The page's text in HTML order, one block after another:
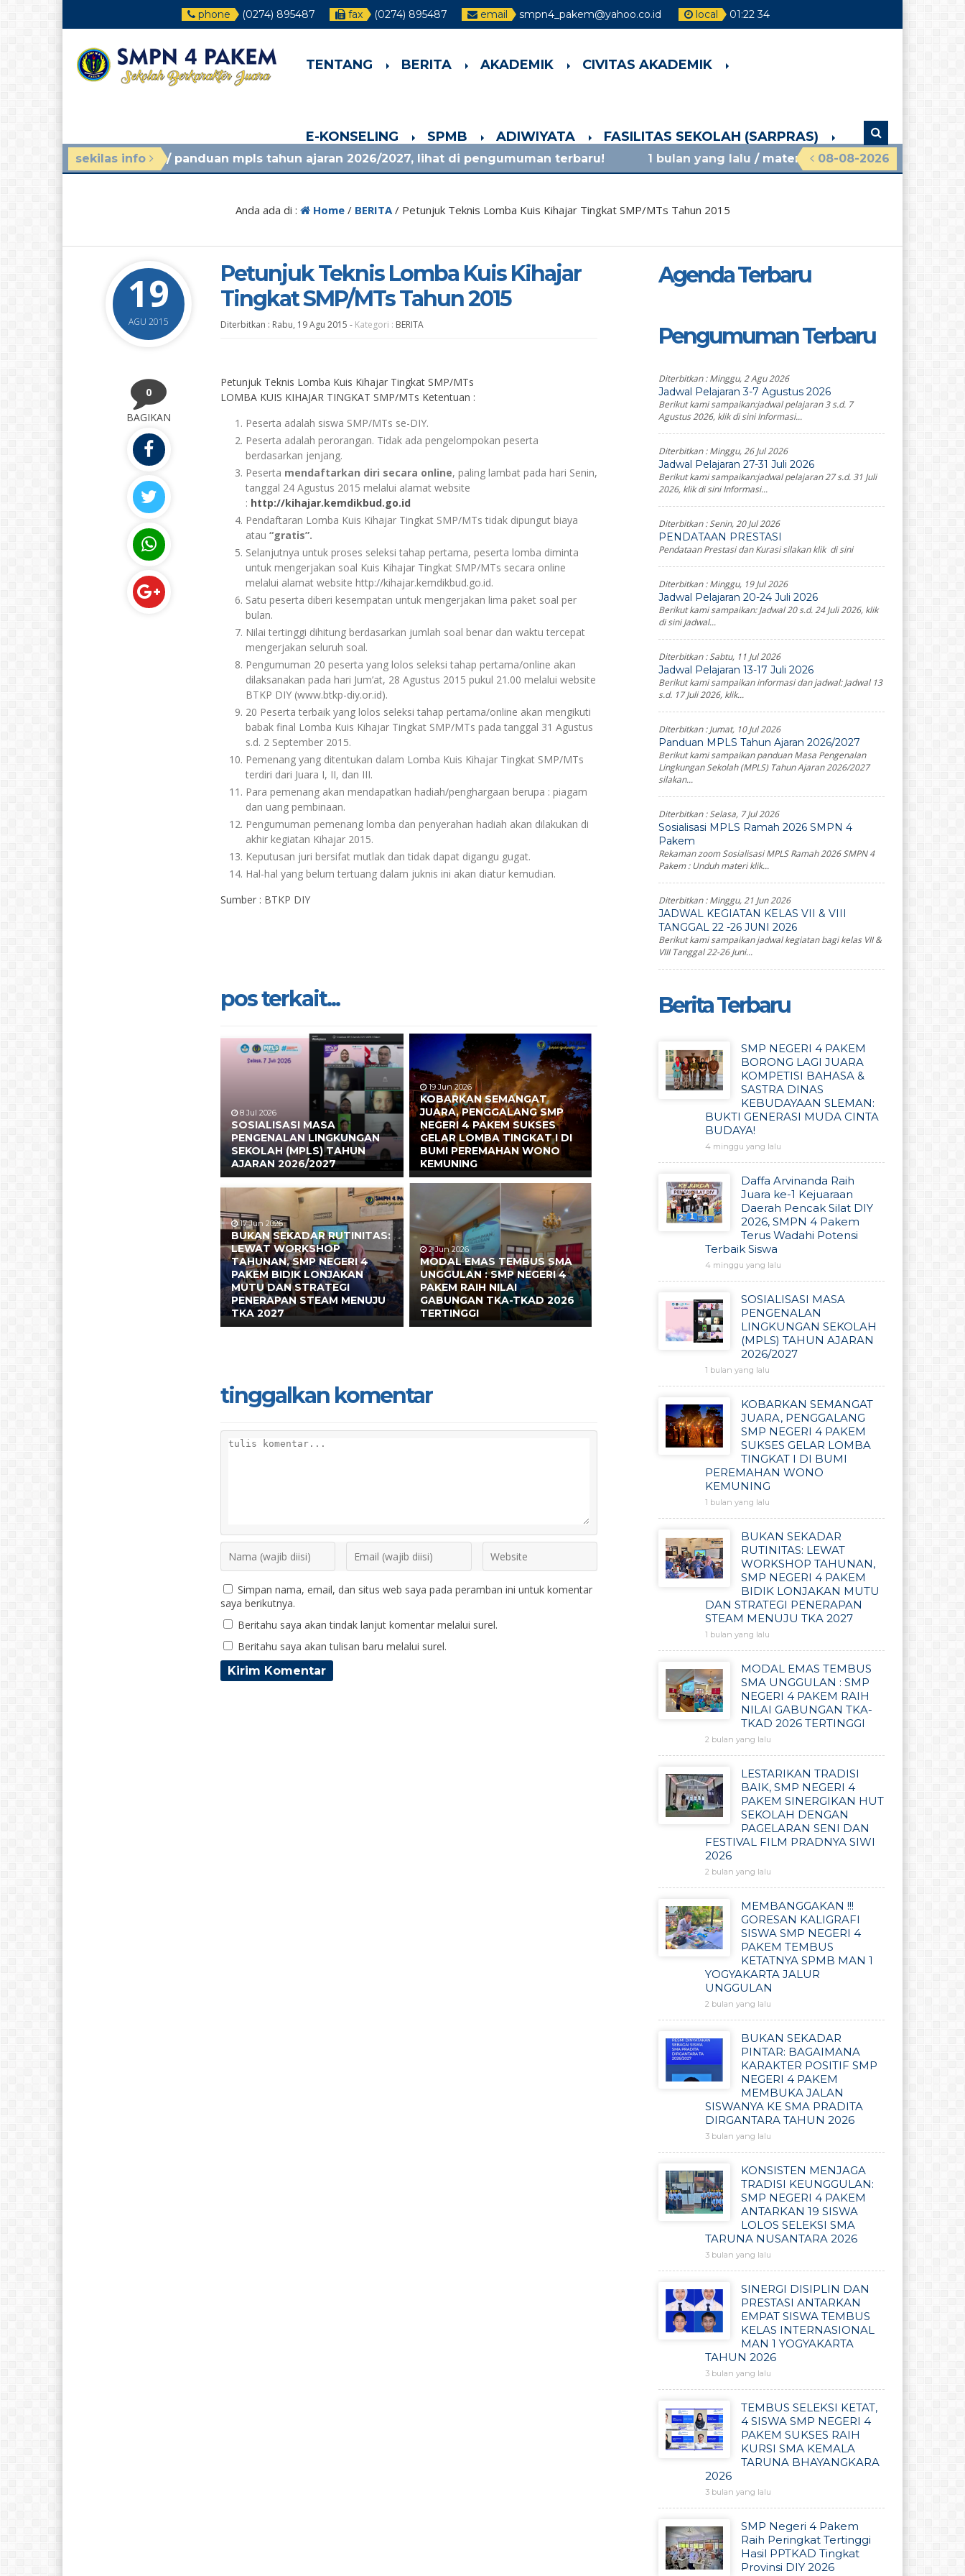
phone (0274) 895487 fax (0274) 895487 email smpn4_pakem@yahoo.co.id local 01:22 35
TENTANG BERITA AKADEMIK CIVITAS AKADEMIK
E-KONSELING SPMB ADIWIYATA FASILITAS SEKOLAH (SARPRAS)
sekilas info 08-08-2026
yang lalu/ panduan mpls tahun ajaran 2026/2027, lihat di pengumuman terbaru! 1 bulan yang lalu/ materi sosialisasi mpls ramah 2026 smpn 4
Anda ada di : Home/ BERITA/ Petunjuk Teknis Lomba Kuis Kihajar Tingkat SMP/MTs Tahun 2015
19
AGU 2015
Petunjuk Teknis Lomba Kuis Kihajar
Tingkat SMP/MTs Tahun 2015
Diterbitkan : Rabu, 19 Agu 2015 - Kategori : BERITA
0
BAGIKAN
Petunjuk Teknis Lomba Kuis Kihajar Tingkat SMP/MTs
LOMBA KUIS KIHAJAR TINGKAT SMP/MTs Ketentuan :
Peserta adalah siswa SMP/MTs se-DIY.
Peserta adalah perorangan. Tidak ada pengelompokan peserta
berdasarkan jenjang.
Peserta mendaftarkan diri secara online, paling lambat pada hari Senin,
tanggal 24 Agustus 2015 melalui alamat website
: http://kihajar.kemdikbud.go.id
Pendaftaran Lomba Kuis Kihajar Tingkat SMP/MTs tidak dipungut biaya
atau “gratis”.
Selanjutnya untuk proses seleksi tahap pertama, peserta lomba diminta
untuk mengerjakan soal Kuis Kihajar Tingkat SMP/MTs secara online
melalui alamat website http://kihajar.kemdikbud.go.id.
Satu peserta diberi kesempatan untuk mengerjakan lima paket soal per
bulan.
Nilai tertinggi dihitung berdasarkan jumlah soal benar dan waktu tercepat
mengerjakan seluruh soal.
Pengumuman 20 peserta yang lolos seleksi tahap pertama/online akan
dilaksanakan pada hari Jum’at, 28 Agustus 2015 pukul 21.00 melalui website
BTKP DIY (www.btkp-diy.or.id).
20 Peserta terbaik yang lolos seleksi tahap pertama/online akan mengikuti
babak final Lomba Kuis Kihajar Tingkat SMP/MTs pada tanggal 31 Agustus
s.d. 2 September 2015.
Pemenang yang ditentukan dalam Lomba Kuis Kihajar Tingkat SMP/MTs
terdiri dari Juara I, II, dan III.
Para pemenang akan mendapatkan hadiah/penghargaan berupa : piagam
dan uang pembinaan.
Pengumuman pemenang lomba dan penyerahan hadiah akan dilakukan di
akhir kegiatan Kihajar 2015.
Keputusan juri bersifat mutlak dan tidak dapat digangu gugat.
Hal-hal yang belum tertuang dalam juknis ini akan diatur kemudian.
Sumber : BTKP DIY
pos terkait...
8 Jul 2026
SOSIALISASI MASA
PENGENALAN LINGKUNGAN
SEKOLAH (MPLS) TAHUN
AJARAN 2026/2027
19 Jun 2026
KOBARKAN SEMANGAT
JUARA, PENGGALANG SMP
NEGERI 4 PAKEM SUKSES
GELAR LOMBA TINGKAT I DI
BUMI PEREMAHAN WONO
KEMUNING
17 Jun 2026
BUKAN SEKADAR RUTINITAS:
LEWAT WORKSHOP
TAHUNAN, SMP NEGERI 4
PAKEM BIDIK LONJAKAN
MUTU DAN STRATEGI
PENERAPAN STEAM MENUJU
TKA 2027
2 Jun 2026
MODAL EMAS TEMBUS SMA
UNGGULAN : SMP NEGERI 4
PAKEM RAIH NILAI
GABUNGAN TKA-TKAD 2026
TERTINGGI
tinggalkan komentar
Simpan nama, email, dan situs web saya pada peramban ini untuk komentar
saya berikutnya.
Beritahu saya akan tindak lanjut komentar melalui surel.
Beritahu saya akan tulisan baru melalui surel.
Agenda Terbaru
Pengumuman Terbaru
Diterbitkan :Minggu, 2 Agu 2026
Jadwal Pelajaran 3-7 Agustus 2026
Berikut kami sampaikan:jadwal pelajaran 3 s.d. 7
Agustus 2026, klik di sini Informasi...
Diterbitkan :Minggu, 26 Jul 2026
Jadwal Pelajaran 27-31 Juli 2026
Berikut kami sampaikan:jadwal pelajaran 27 s.d. 31 Juli
2026, klik di sini Informasi...
Diterbitkan :Senin, 20 Jul 2026
PENDATAAN PRESTASI
Pendataan Prestasi dan Kurasi silakan klik di sini
Diterbitkan :Minggu, 19 Jul 2026
Jadwal Pelajaran 20-24 Juli 2026
Berikut kami sampaikan: Jadwal 20 s.d. 24 Juli 2026, klik
di sini Jadwal...
Diterbitkan :Sabtu, 11 Jul 2026
Jadwal Pelajaran 13-17 Juli 2026
Berikut kami sampaikan informasi dan jadwal: Jadwal 13
s.d. 17 Juli 2026, klik...
Diterbitkan :Jumat, 10 Jul 2026
Panduan MPLS Tahun Ajaran 2026/2027
Berikut kami sampaikan panduan Masa Pengenalan
Lingkungan Sekolah (MPLS) Tahun Ajaran 2026/2027
silakan...
Diterbitkan :Selasa, 7 Jul 2026
Sosialisasi MPLS Ramah 2026 SMPN 4
Pakem
Rekaman zoom Sosialisasi MPLS Ramah 2026 SMPN 4
Pakem : Unduh materi klik...
Diterbitkan :Minggu, 21 Jun 2026
JADWAL KEGIATAN KELAS VII & VIII
TANGGAL 22 -26 JUNI 2026
Berikut kami sampaikan jadwal kegiatan bagi kelas VII &
VIII Tanggal 22-26 Juni...
Berita Terbaru
SMP NEGERI 4 PAKEM
BORONG LAGI JUARA
KOMPETISI BAHASA &
SASTRA DINAS
KEBUDAYAAN SLEMAN:
BUKTI GENERASI MUDA CINTA
BUDAYA!
4 minggu yang lalu
Daffa Arvinanda Raih
Juara ke-1 Kejuaraan
Daerah Pencak Silat DIY
2026, SMPN 4 Pakem
Terus Wadahi Potensi
Terbaik Siswa
4 minggu yang lalu
SOSIALISASI MASA
PENGENALAN
LINGKUNGAN SEKOLAH
(MPLS) TAHUN AJARAN
2026/2027
1 bulan yang lalu
KOBARKAN SEMANGAT
JUARA, PENGGALANG
SMP NEGERI 4 PAKEM
SUKSES GELAR LOMBA
TINGKAT I DI BUMI
PEREMAHAN WONO
KEMUNING
1 bulan yang lalu
BUKAN SEKADAR
RUTINITAS: LEWAT
WORKSHOP TAHUNAN,
SMP NEGERI 4 PAKEM
BIDIK LONJAKAN MUTU
DAN STRATEGI PENERAPAN
STEAM MENUJU TKA 2027
1 bulan yang lalu
MODAL EMAS TEMBUS
SMA UNGGULAN : SMP
NEGERI 4 PAKEM RAIH
NILAI GABUNGAN TKA-
TKAD 2026 TERTINGGI
2 bulan yang lalu
LESTARIKAN TRADISI
BAIK, SMP NEGERI 4
PAKEM SINERGIKAN HUT
SEKOLAH DENGAN
PAGELARAN SENI DAN
FESTIVAL FILM PRADNYA SIWI
2026
2 bulan yang lalu
MEMBANGGAKAN !!!
GORESAN KALIGRAFI
SISWA SMP NEGERI 4
PAKEM TEMBUS
KETATNYA SPMB MAN 1
YOGYAKARTA JALUR
UNGGULAN
2 bulan yang lalu
BUKAN SEKADAR
PINTAR: BAGAIMANA
KARAKTER POSITIF SMP
NEGERI 4 PAKEM
MEMBUKA JALAN
SISWANYA KE SMA PRADITA
DIRGANTARA TAHUN 2026
3 bulan yang lalu
KONSISTEN MENJAGA
TRADISI KEUNGGULAN:
SMP NEGERI 4 PAKEM
ANTARKAN 19 SISWA
LOLOS SELEKSI SMA
TARUNA NUSANTARA 2026
3 bulan yang lalu
SINERGI DISIPLIN DAN
PRESTASI ANTARKAN
EMPAT SISWA TEMBUS
KELAS INTERNASIONAL
MAN 1 YOGYAKARTA
TAHUN 2026
3 bulan yang lalu
TEMBUS SELEKSI KETAT,
4 SISWA SMP NEGERI 4
PAKEM SUKSES RAIH
KURSI SMA KEMALA
TARUNA BHAYANGKARA
2026
3 bulan yang lalu
SMP Negeri 4 Pakem
Raih Peringkat Tertinggi
Hasil PPTKAD Tingkat
Provinsi DIY 2026